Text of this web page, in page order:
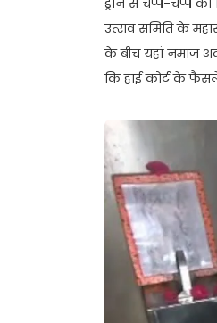
उत्सव समिति के
के बीच यहां नमाज
कि हाई कोर्ट के